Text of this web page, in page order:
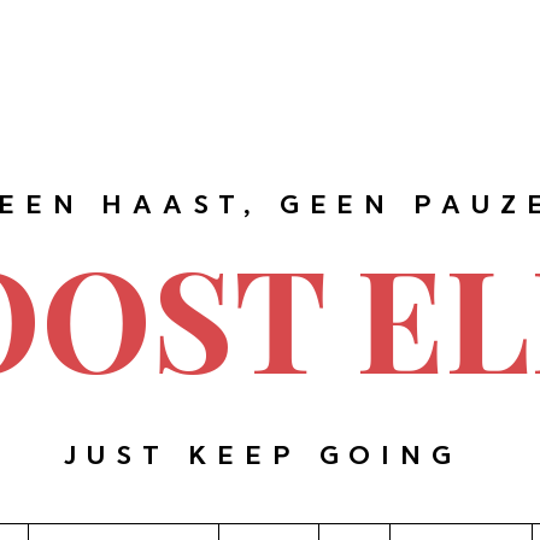
HAAST, GEEN
JUST KEEP GOING